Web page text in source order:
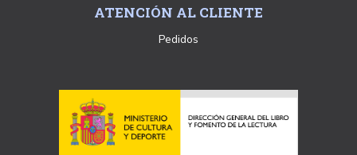
ATENCIÓN AL CLIENTE
Pedidos